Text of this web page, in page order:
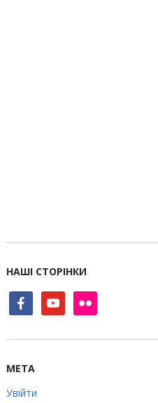
НАШІ СТОРІНКИ
facebookyoutube flickr
МЕТА
Увійти